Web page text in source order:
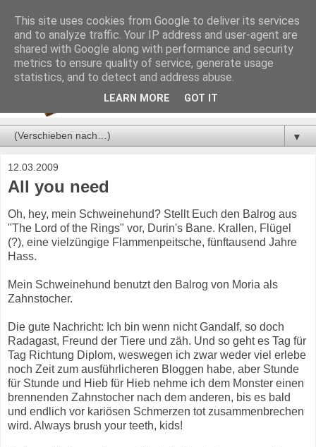
▼
12.03.2009
All you need
Oh, hey, mein Schweinehund? Stellt Euch den Balrog aus
"The Lord of the Rings" vor, Durin's Bane. Krallen, Flügel
(?), eine vielzüngige Flammenpeitsche, fünftausend Jahre
Hass.
Mein Schweinehund benutzt den Balrog von Moria als
Zahnstocher.
Die gute Nachricht: Ich bin wenn nicht Gandalf, so doch
Radagast, Freund der Tiere und zäh. Und so geht es Tag für
Tag Richtung Diplom, weswegen ich zwar weder viel erlebe
noch Zeit zum ausführlicheren Bloggen habe, aber Stunde
für Stunde und Hieb für Hieb nehme ich dem Monster einen
brennenden Zahnstocher nach dem anderen, bis es bald
und endlich vor kariösen Schmerzen tot zusammenbrechen
wird. Always brush your teeth, kids!
This site uses cookies from Google to deliver its services
and to analyze traffic. Your IP address and user-agent are
shared with Google along with performance and security
metrics to ensure quality of service, generate usage
statistics, and to detect and address abuse.
LEARN MORE GOT IT